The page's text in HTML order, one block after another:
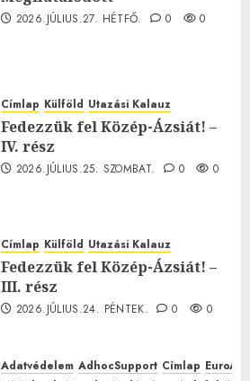
2026.JÚLIUS.27. HÉTFŐ. 0 0
Címlap Külföld Utazási Kalauz
Fedezzük fel Közép-Ázsiát! –
IV. rész
2026.JÚLIUS.25. SZOMBAT. 0 0
Címlap Külföld Utazási Kalauz
Fedezzük fel Közép-Ázsiát! –
III. rész
2026.JÚLIUS.24. PÉNTEK. 0 0
Adatvédelem AdhocSupport Címlap